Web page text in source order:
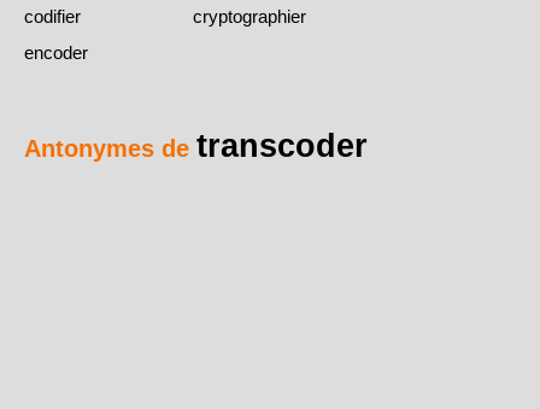
codifier
cryptographier
encoder
Antonymes de transcoder